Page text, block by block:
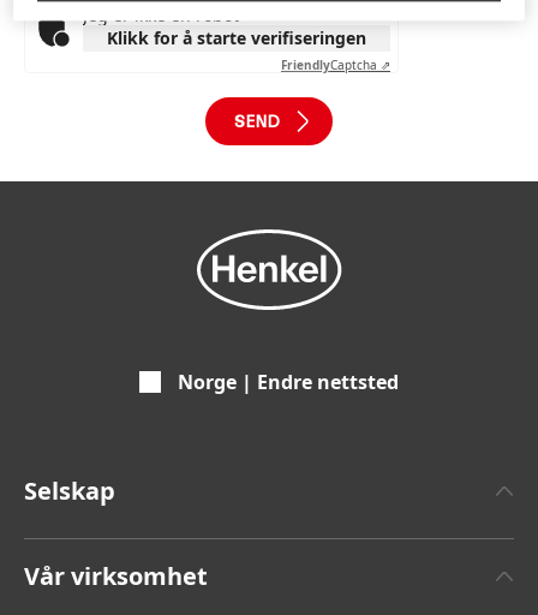
Jeg er ikke en robot
Klikk for å starte verifiseringen
FriendlyCaptcha ⇗
Norge | Endre nettsted
Selskap
Vår virksomhet